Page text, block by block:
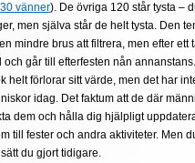
vänner). De övriga 120 står tysta –
men själva står de helt tysta. Den
mindre brus att filtrera, men efter ett
går till efterfesten nån
helt förlorar sitt värde, men det har
idag. Det faktum att de där
dem och hålla dig hjälpligt
till fester och andra aktiviteter. Men
du gjort tidigare.